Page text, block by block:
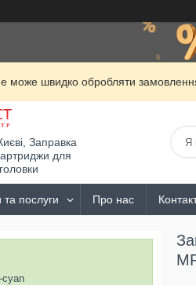
може швидко обробляти
Заправка
для
послуги Про нас
cyan